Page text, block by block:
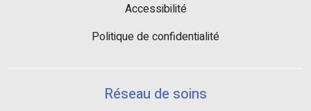
Accessibilité
Politique de confidentialité
Réseau de soins